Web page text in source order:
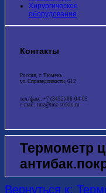
Хирургическое
оборудование
Контакты
Россия, г. Тюмень,
ул. Справедливости, 612
тел./факс: +7 (3452) 06-04-05
e-mail: tmz@tmz-steklo.ru
Термометр
Вернуться к: